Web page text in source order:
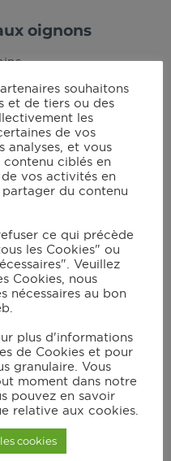
oignons
souhaitons
et de tiers ou des
les
de vos
analyses, et vous
ciblés en
vos activités en
du contenu
ce qui précède
les Cookies" ou
Veuillez
Cookies, nous
nécessaires au bon
plus d'informations
de Cookies et pour
granulaire. Vous
moment dans notre
pouvez en savoir
relative aux cookies.
cookies